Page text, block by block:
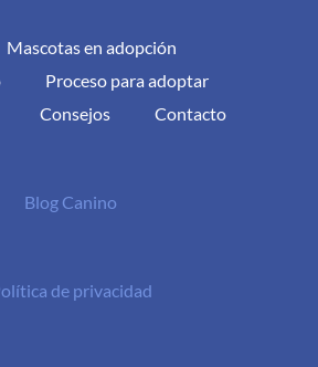
Mascotas en adopción
Proceso para adoptar
Consejos Contacto
Blog Canino
de privacidad